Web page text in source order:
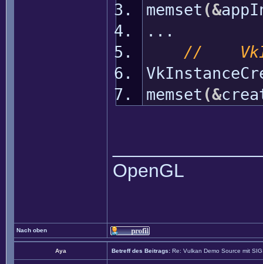
memset (&
...
//
memset (&
OpenGL
Nach oben
Aya Betreff des Beitrags: Re: Vulkan Demo Source mit